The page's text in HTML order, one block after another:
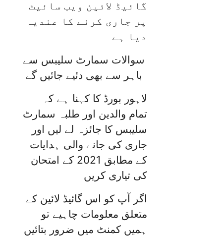
گائیڈ لائین ویب سائیٹ
پر جاری کرنے کا عندیہ
دیا ہے
سوالات سمارٹ سلیبس سے
باہر سے بھی دئیے جائیں گے
لاہور بورڈ کا کہنا ہے کہ
تمام والدین اور طلبہ سمارٹ
سلیبس کا جائزہ لے لیں اور
جاری کی جانے والی ہدایات
کے مطابق 2021 کے امتحان
کی تیاری کریں
اگر آپ کو اس گائیڈ لائین کے
متعلق معلومات چاہیے تو
ہمیں کمنٹ میں ضرور بتائیں